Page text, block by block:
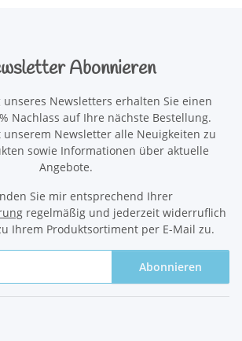
Abonnieren
unseres Newsletters erhalten Sie einen
Nachlass auf Ihre nächste Bestellung.
Newsletter alle Neuigkeiten zu
sowie Informationen über aktuelle
Angebote.
Sie mir entsprechend Ihrer
regelmäßig und jederzeit widerruflich
Ihrem Produktsortiment per E-Mail zu.
Abonnieren